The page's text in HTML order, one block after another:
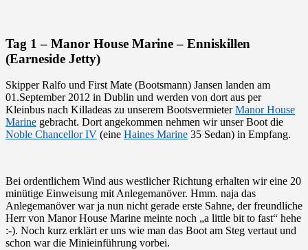
Tag 1 – Manor House Marine – Enniskillen
(Earneside Jetty)
Skipper Ralfo und First Mate (Bootsmann) Jansen landen am
01.September 2012 in Dublin und werden von dort aus per
Kleinbus nach Killadeas zu unserem BootsvermieterManor House
Marine gebracht. Dort angekommen nehmen wir unser Boot die
Noble Chancellor IV (eine Haines Marine 35 Sedan) in Empfang.
Bei ordentlichem Wind aus westlicher Richtung erhalten wir eine 20
minütige Einweisung mit Anlegemanöver. Hmm. naja das
Anlegemanöver war ja nun nicht gerade erste Sahne, der freundliche
Herr von Manor House Marine meinte noch „a little bit to fast“ hehe
:-). Noch kurz erklärt er uns wie man das Boot am Steg vertaut und
schon war die Minieinführung vorbei.